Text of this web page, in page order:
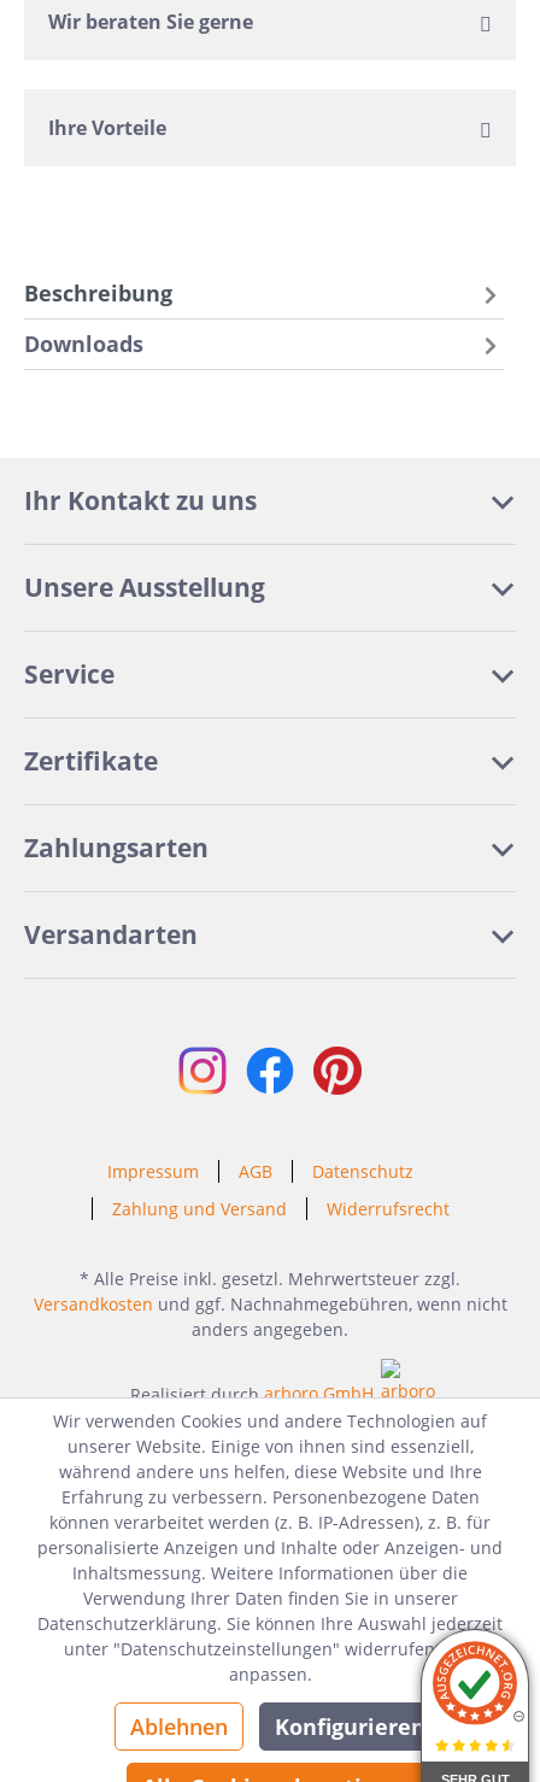
Wir beraten Sie gerne
Ihre Vorteile
Beschreibung
Downloads
Ihr Kontakt zu uns
Unsere Ausstellung
Service
Zertifikate
Zahlungsarten
Versandarten
Impressum AGB
Datenschutz
Zahlung und Versand
Widerrufsrecht
* Alle Preise inkl. gesetzl. Mehrwertsteuer zzgl.
Versandkosten und ggf. Nachnahmegebühren, wenn nicht
anders angegeben.
Realisiert durcharboro GmbH
Wir verwenden Cookies und andere Technologien auf
unserer Website. Einige von ihnen sind essenziell,
während andere uns helfen, diese Website und Ihre
Erfahrung zu verbessern. Personenbezogene Daten
können verarbeitet werden (z. B. IP-Adressen), z. B. für
personalisierte Anzeigen und Inhalte oder Anzeigen- und
Inhaltsmessung. Weitere Informationen über die
Verwendung Ihrer Daten finden Sie in unserer
Datenschutzerklärung. Sie können Ihre Auswahl jederzeit
unter "Datenschutzeinstellungen" widerrufen oder
anpassen.
Ablehnen Konfigurieren